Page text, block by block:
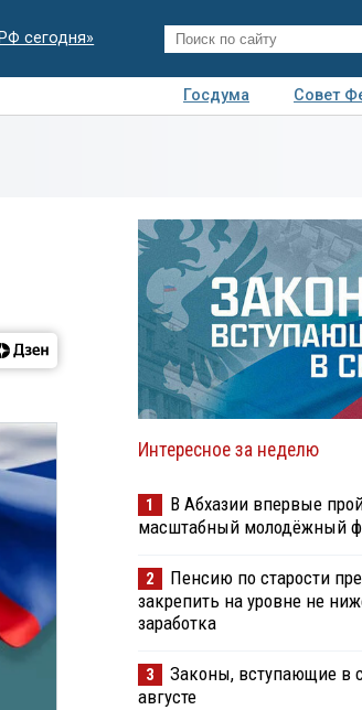
сегодня»
Госдума
Совет
Интересное за неделю
1
В Абхазии впервые
масштабный молодёжный
2
Пенсию по старости
закрепить на уровне не
заработка
3
Законы, вступающие в
августе